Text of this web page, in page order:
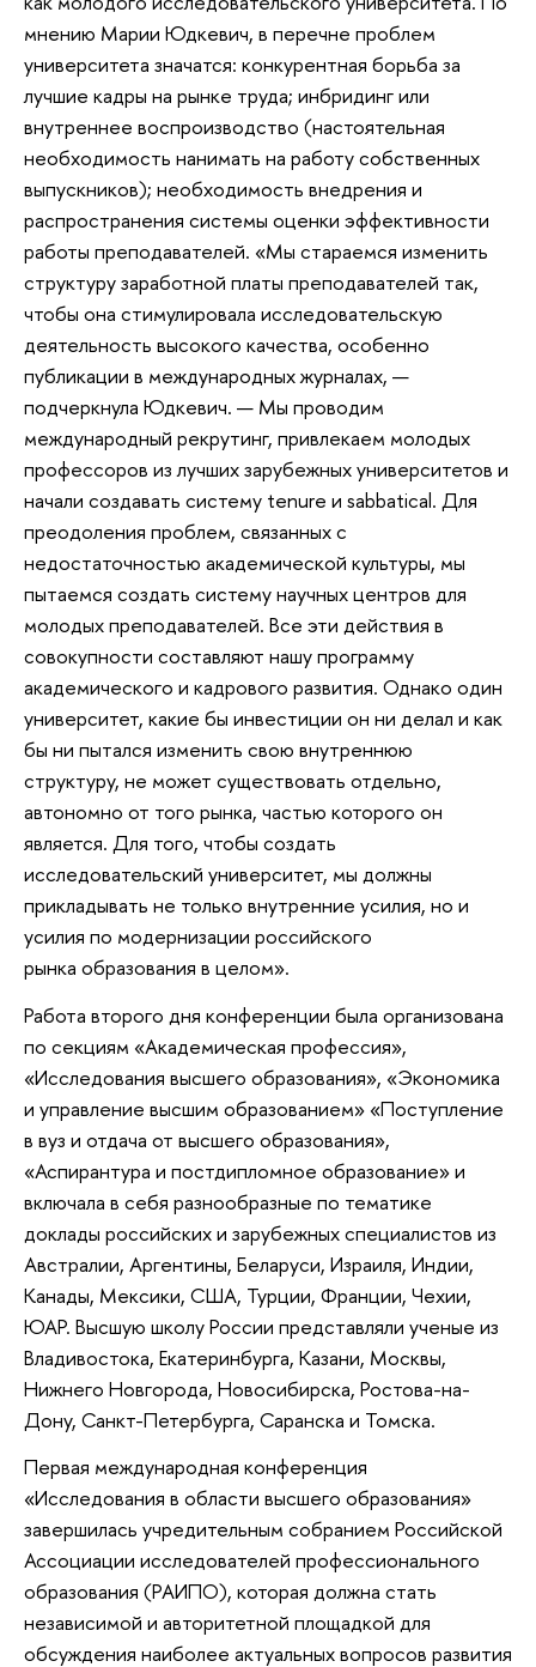
мнению Марии Юдкевич, в перечне проблем
университета значатся: конкурентная борьба за
лучшие кадры на рынке труда; инбридинг или
внутреннее воспроизводство (настоятельная
необходимость нанимать на работу собственных
выпускников); необходимость внедрения и
распространения системы оценки эффективности
работы преподавателей. «Мы стараемся изменить
структуру заработной платы преподавателей так,
чтобы она стимулировала исследовательскую
деятельность высокого качества, особенно
публикации в международных журналах, —
подчеркнула Юдкевич. — Мы проводим
международный рекрутинг, привлекаем молодых
профессоров из лучших зарубежных университетов и
начали создавать систему tenure и sabbatical. Для
преодоления проблем, связанных с
недостаточностью академической культуры, мы
пытаемся создать систему научных центров для
молодых преподавателей. Все эти действия в
совокупности составляют нашу программу
академического и кадрового развития. Однако один
университет, какие бы инвестиции он ни делал и как
бы ни пытался изменить свою внутреннюю
структуру, не может существовать отдельно,
автономно от того рынка, частью которого он
является. Для того, чтобы создать
исследовательский университет, мы должны
прикладывать не только внутренние усилия, но и
усилия по модернизации российского
рынка образования в целом».
Работа второго дня конференции была организована
по секциям «Академическая профессия»,
«Исследования высшего образования», «Экономика
и управление высшим образованием» «Поступление
в вуз и отдача от высшего образования»,
«Аспирантура и постдипломное образование» и
включала в себя разнообразные по тематике
доклады российских и зарубежных специалистов из
Австралии, Аргентины, Беларуси, Израиля, Индии,
Канады, Мексики, США, Турции, Франции, Чехии,
ЮАР. Высшую школу России представляли ученые из
Владивостока, Екатеринбурга, Казани, Москвы,
Нижнего Новгорода, Новосибирска, Ростова-на-
Дону, Санкт-Петербурга, Саранска и Томска.
Первая международная конференция
«Исследования в области высшего образования»
завершилась учредительным собранием Российской
Ассоциации исследователей профессионального
образования (РАИПО), которая должна стать
независимой и авторитетной площадкой для
обсуждения наиболее актуальных вопросов развития